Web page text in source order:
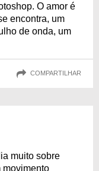
O amor é
encontra, um
de onda, um
COMPARTILHAR
muito sobre
movimento